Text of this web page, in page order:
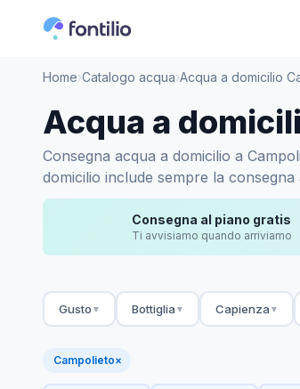
Home›Catalogo acqua›Acqua a domicilio
Acqua a
Consegna acqua a domicilio a
domicilio include sempre la
Consegna al piano gratis
Ti avvisiamo quando arriviamo
Gusto ▼ Bottiglia ▼ Capienza ▼
Campolieto×